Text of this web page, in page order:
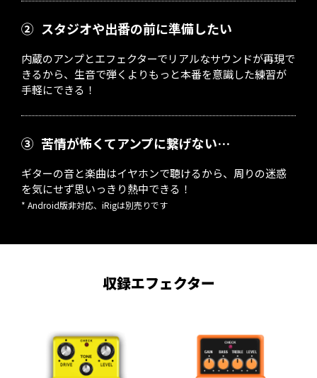
② スタジオや出番の前に準備したい
内蔵のアンプとエフェクターでリアルなサウンドが再現で
きるから、生音で弾くよりもっと本番を意識した練習が
手軽にできる！
③ 苦情が怖くてアンプに繋げない…
ギターの音と楽曲はイヤホンで聴けるから、周りの迷惑
を気にせず思いっきり熱中できる！
* Android版非対応、iRigは別売りです
収録エフェクター